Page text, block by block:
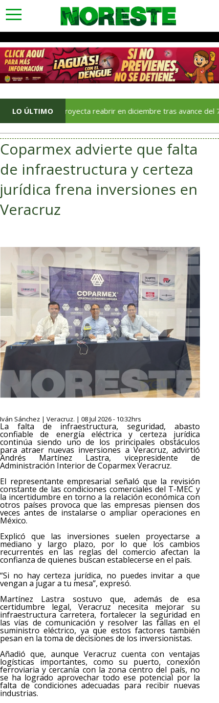
toggle
navigation
LO ÚLTIMO
Rica proyecta reabrir en diciembre tras avance del 70 % en
Coparmex advierte que falta
de infraestructura y certeza
jurídica frena inversiones en
Veracruz
Iván Sánchez | Veracruz. | 08 Jul 2026 - 10:32hrs
La falta de infraestructura, seguridad, abasto
confiable de energía eléctrica y certeza jurídica
continúa siendo uno de los principales obstáculos
para atraer nuevas inversiones a Veracruz, advirtió
Andrés Martínez Lastra, vicepresidente de
Administración Interior de Coparmex Veracruz.
El representante empresarial señaló que la revisión
constante de las condiciones comerciales del T-MEC y
la incertidumbre en torno a la relación económica con
otros países provoca que las empresas piensen dos
veces antes de instalarse o ampliar operaciones en
México.
Explicó que las inversiones suelen proyectarse a
mediano y largo plazo, por lo que los cambios
recurrentes en las reglas del comercio afectan la
confianza de quienes buscan establecerse en el país.
“Si no hay certeza jurídica, no puedes invitar a que
vengan a jugar a tu mesa”, expresó.
Martínez Lastra sostuvo que, además de esa
certidumbre legal, Veracruz necesita mejorar su
infraestructura carretera, fortalecer la seguridad en
las vías de comunicación y resolver las fallas en el
suministro eléctrico, ya que estos factores también
pesan en la toma de decisiones de los inversionistas.
Añadió que, aunque Veracruz cuenta con ventajas
logísticas importantes, como su puerto, conexión
ferroviaria y cercanía con la zona centro del país, no
se ha logrado aprovechar todo ese potencial por la
falta de condiciones adecuadas para recibir nuevas
industrias.